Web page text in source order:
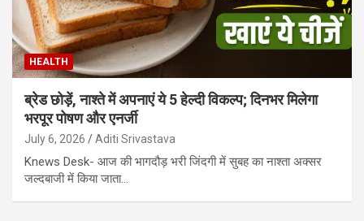
HEALTH
ब्रेड छोड़ें, नाश्ते में अपनाएं ये 5 हेल्दी विकल्प; दिनभर मिलेगा
भरपूर पोषण और एनर्जी
July 6, 2026 Aditi Srivastava
Knews Desk- आज की भागदौड़ भरी जिंदगी में सुबह का नाश्ता अक्सर
जल्दबाजी में किया जाता…